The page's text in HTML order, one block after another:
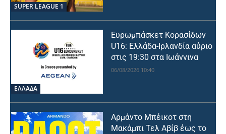
SUPER LEAGUE 1
ΕΛΛΑΔΑ
Ευρωμπάσκετ Κορασίδων
U16: Ελλάδα-Ιρλανδία αύριο
στις 19:30 στα Ιωάννινα
06/08/2026 10:40
Αρμάντο Μπέικοτ στη
Μακάμπι Τελ Αβίβ έως το